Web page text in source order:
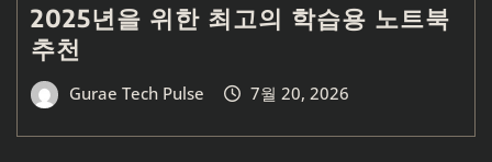
2025년을 위한 최고의 학습용 노트북
추천
Gurae Tech Pulse 7월 20, 2026